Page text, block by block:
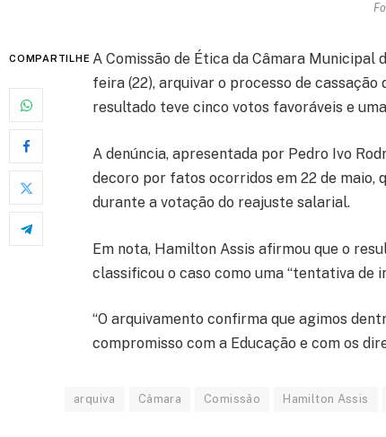
COMPARTILHE A Comissão de Ética da Câmara Municipal
feira (22), arquivar o processo de cassação
resultado teve cinco votos favoráveis e
A denúncia, apresentada por Pedro Ivo
decoro por fatos ocorridos em 22 de maio,
durante a votação do reajuste salarial.
Em nota, Hamilton Assis afirmou que o
classificou o caso como uma “tentativa de
“O arquivamento confirma que agimos
compromisso com a Educação e com os
arquiva Câmara Comissão Hamilton Assis